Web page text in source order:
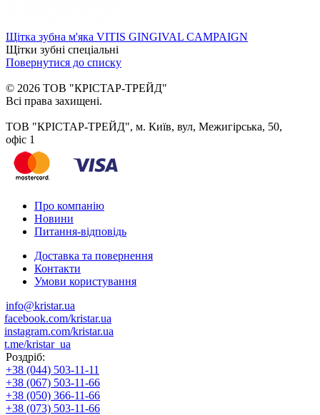
Щітка зубна м'яка VITIS GINGIVAL CAMPAIGN
Щітки зубні спеціальні
Повернутися до списку
© 2026 ТОВ "КРІСТАР-ТРЕЙД"
Всі права захищені.
ТОВ "КРІСТАР-ТРЕЙД", м. Київ, вул, Межигірська, 50,
офіс 1
Про компанію
Новини
Питання-відповідь
Доставка та повернення
Контакти
Умови користування
info@kristar.ua
facebook.com/kristar.ua
instagram.com/kristar.ua
t.me/kristar_ua
Роздріб:
+38 (044) 503-11-11
+38 (067) 503-11-66
+38 (050) 366-11-66
+38 (073) 503-11-66